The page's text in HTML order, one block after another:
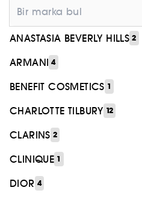
ANASTASIA BEVERLY HILLS 2
ARMANI 4
BENEFIT COSMETICS 1
CHARLOTTE TILBURY 12
CLARINS 2
CLINIQUE 1
DIOR 4